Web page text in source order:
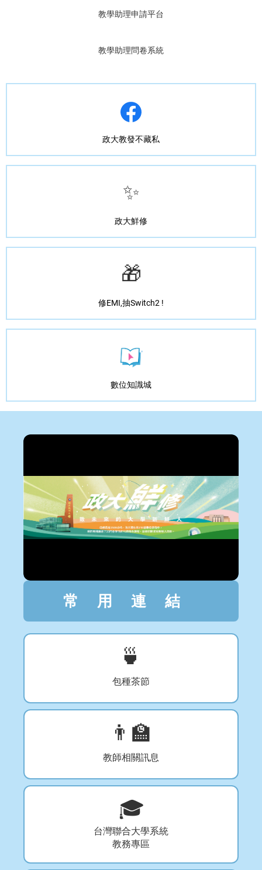
教學助理申請平台
教學助理問卷系統
政大教發不藏私
✨
政大鮮修
🎁
修EMI,抽Switch2 !
數位知識城
常用連結
🍵
包種茶節
👨‍🏫
教師相關訊息
🎓
台灣聯合大學系統
教務專區